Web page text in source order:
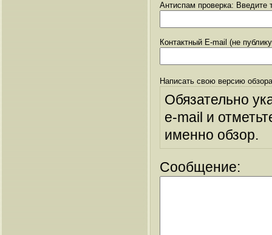
Антиспам проверка: Введите
Контактный E-mail (не
Написать свою версию
Обязательно
e-mail и
именно обзор.
Сообщение: